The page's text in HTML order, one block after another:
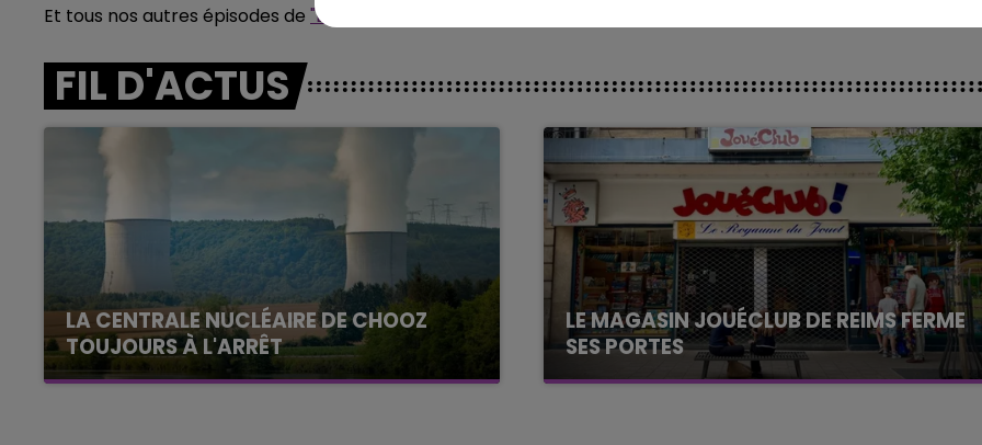
Et tous nos autres épisodes de "Bon sang mais c'est bien sûr"
FIL D'ACTUS
LA CENTRALE NUCLÉAIRE DE CHOOZ
TOUJOURS À L'ARRÊT
Cela fait déjà une semaine que la centrale
LE MAGASIN JOUÉCLUB DE REIMS FERME
SES PORTES
C'était l'une des institutions du centre-ville